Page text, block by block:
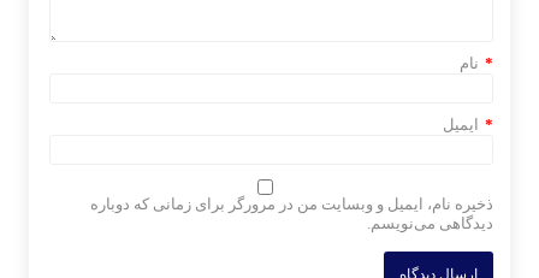
نام *
ایمیل *
ذخیره نام، ایمیل و وبسایت من در مرورگر برای زمانی که دوباره
دیدگاهی می‌نویسم.